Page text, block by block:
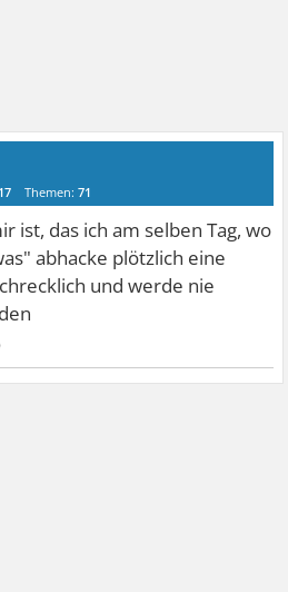
Themen:71
ist, das ich am selben Tag, wo
abhacke plötzlich eine
und werde nie